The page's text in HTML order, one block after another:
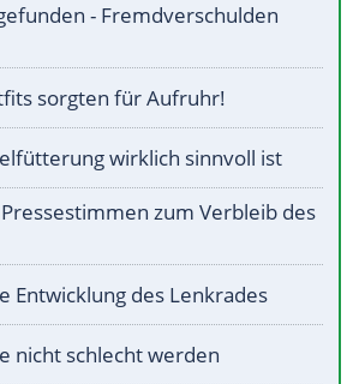
- Fremdverschulden
sorgten für Aufruhr!
wirklich sinnvoll ist
zum Verbleib des
Entwicklung des Lenkrades
nicht schlecht werden